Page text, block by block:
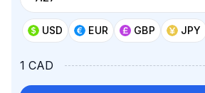
USD EUR GBP JPY
1 CAD